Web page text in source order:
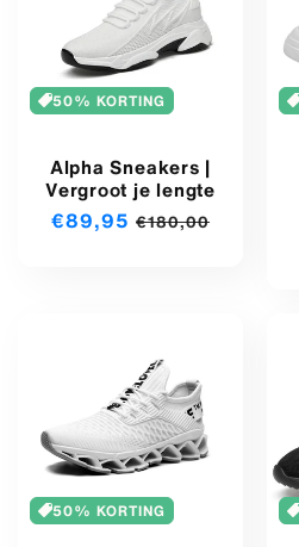
50% KORTING
Alpha Sneakers |
Vergroot je lengte
Aanbiedingsprijs
€89,95 Normale
€180,00
50% KORTING